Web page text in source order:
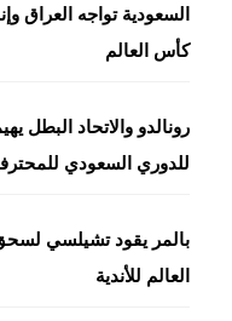
السعودية تواجه العراق
كأس العالم
رونالدو والاتحاد البطل
للدوري السعودي
بالمر يقود تشيلسي
العالم للأندية